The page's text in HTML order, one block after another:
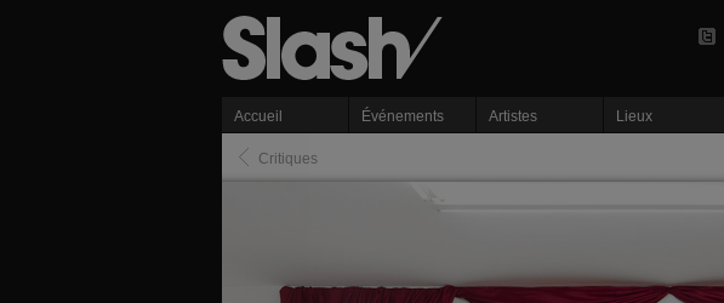
Accueil Événements Artistes Lieux
Critiques